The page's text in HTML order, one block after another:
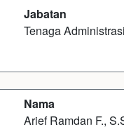
Jabatan
Tenaga
Nama
Arief Ramdan F.,